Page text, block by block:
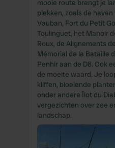
mooie route brengt je
plekken, zoals de
Vauban, Fort du Petit
Toulinguet, het Manoir
Roux, de Alignements
Mémorial de la Bataille
Penhir aan de D8. Ook
de moeite waard. Je
kliffen, bloeiende
onder andere Îlot du
vergezichten over zee
landschap.